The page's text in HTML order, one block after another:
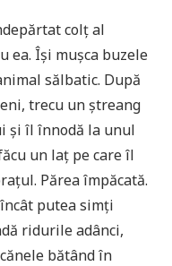
colț al
ea. Își mușca buzele
sălbatic. După
trecu un ștreang
și îl înnodă la unul
un laț pe care îl
Părea împăcată.
putea simți
ridurile adânci,
bătând în